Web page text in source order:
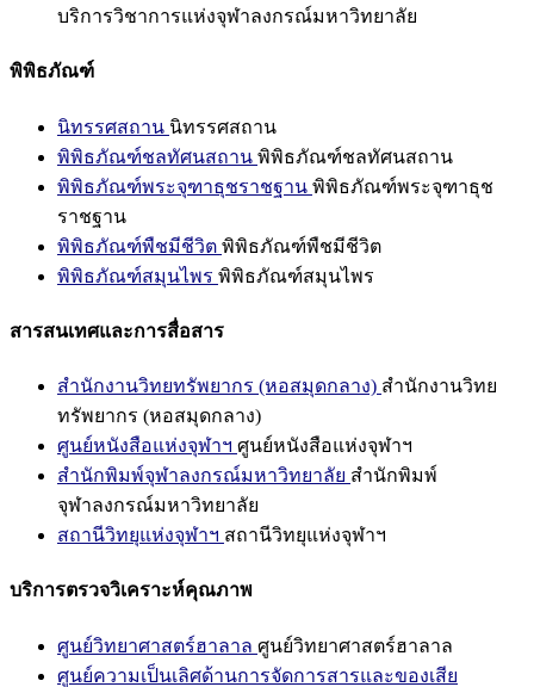
บริการวิชาการแห่งจุฬาลงกรณ์มหาวิทยาลัย
พิพิธภัณฑ์
นิทรรศสถาน นิทรรศสถาน
พิพิธภัณฑ์ชลทัศนสถาน พิพิธภัณฑ์ชลทัศนสถาน
พิพิธภัณฑ์พระจุฑาธุชราชฐาน พิพิธภัณฑ์พระจุฑาธุช
ราชฐาน
พิพิธภัณฑ์พืชมีชีวิต พิพิธภัณฑ์พืชมีชีวิต
พิพิธภัณฑ์สมุนไพร พิพิธภัณฑ์สมุนไพร
สารสนเทศและการสื่อสาร
สำนักงานวิทยทรัพยากร (หอสมุดกลาง) สำนักงานวิทย
ทรัพยากร (หอสมุดกลาง)
ศูนย์หนังสือแห่งจุฬาฯ ศูนย์หนังสือแห่งจุฬาฯ
สำนักพิมพ์จุฬาลงกรณ์มหาวิทยาลัย สำนักพิมพ์
จุฬาลงกรณ์มหาวิทยาลัย
สถานีวิทยุแห่งจุฬาฯ สถานีวิทยุแห่งจุฬาฯ
บริการตรวจวิเคราะห์คุณภาพ
ศูนย์วิทยาศาสตร์ฮาลาล ศูนย์วิทยาศาสตร์ฮาลาล
ศูนย์ความเป็นเลิศด้านการจัดการสารและของเสีย